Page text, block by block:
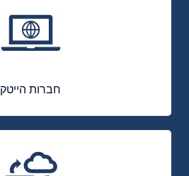
חברות הייטק